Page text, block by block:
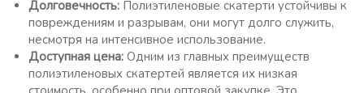
Долговечность: Полиэтиленовые скатерти устойчивы к
повреждениям и разрывам, они могут долго служить,
несмотря на интенсивное использование.
Доступная цена: Одним из главных преимуществ
полиэтиленовых скатертей является их низкая